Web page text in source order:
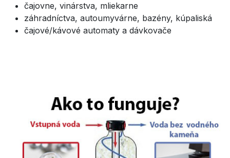
čajovne, vinárstva, mliekarne
záhradníctva, autoumyvárne, bazény, kúpaliská
čajové/kávové automaty a dávkovače